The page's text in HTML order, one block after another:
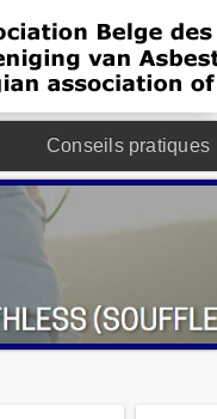
Conseils pratiques